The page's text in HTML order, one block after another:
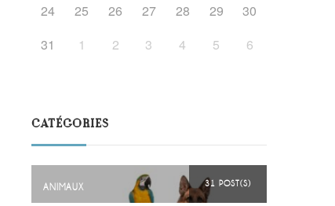
24
25 26 27 28 29
30
31
1 2 3 4 5 6
CATÉGORIES
ANIMAUX 31 POST(S)